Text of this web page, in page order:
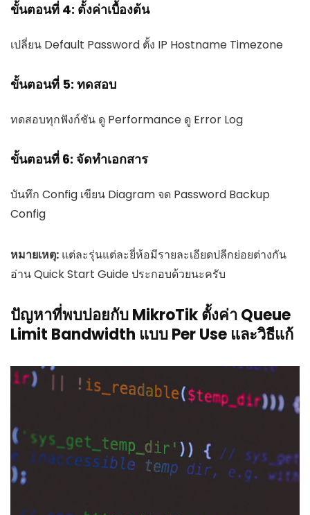
ขั้นตอนที่ 4: ตั้งค่าเบื้องต้น
เปลี่ยน Default Password ตั้ง IP Hostname Timezone
ขั้นตอนที่ 5: ทดสอบ
ทดสอบทุกฟังก์ชัน ดู Performance ดู Error Log
ขั้นตอนที่ 6: จัดทำเอกสาร
บันทึก Config เขียน Diagram จด Password Backup
Config
หมายเหตุ: แต่ละรุ่นแต่ละยี่ห้อมีรายละเอียดปลีกย่อยต่างกัน
อ่าน Quick Start Guide ประกอบด้วยนะครับ
ปัญหาที่พบบ่อยกับ MikroTik ตั้งค่า Queue
Limit Bandwidth แบบ Per Use และวิธีแก้